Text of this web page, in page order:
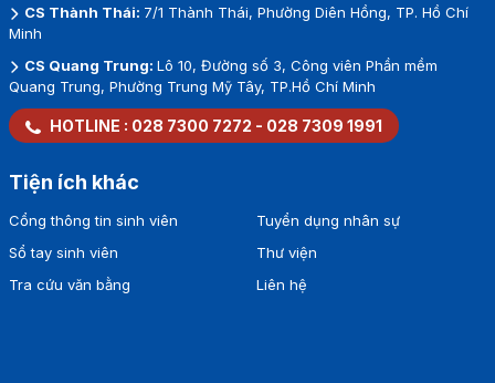
CS Thành Thái: 7/1 Thành Thái, Phường Diên Hồng, TP. Hồ Chí
Minh
CS Quang Trung: Lô 10, Đường số 3, Công viên Phần mềm
Quang Trung, Phường Trung Mỹ Tây, TP.Hồ Chí Minh
HOTLINE : 028 7300 7272 - 028 7309 1991
Tiện ích khác
Cổng thông tin sinh viên
Sổ tay sinh viên
Tra cứu văn bằng
Tuyển dụng nhân sự
Thư viện
Liên hệ